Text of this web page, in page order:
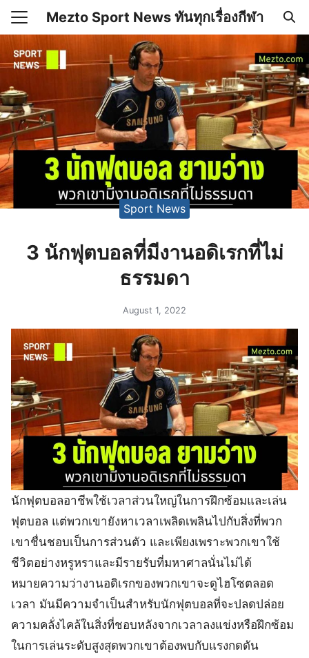
Skip
content
Mezto Sport News ทันทุกเรื่องกีฬา
ลื่อนไหว
Mezto.com เกี่ยวกับเรา
Search
for:
Sport News
3 นักฟุตบอลที่มีงานอดิเรกที่ไม่
ธรรมดา
August 1, 2022
นักฟุตบอลอาชีพใช้เวลาส่วนใหญ่ในการฝึกซ้อมและเล่น
ฟุตบอล แต่พวกเขายังหาเวลาเพลิดเพลินไปกับสิ่งที่พวก
เขาชื่นชอบเป็นการส่วนตัว และเพียงเพราะพวกเขาใช้
ชีวิตอย่างหรูหราและมีรายรับที่มหาศาลนั่นไม่ได้
หมายความว่างานอดิเรกของพวกเขาจะดูไฮโซตลอด
เวลา มันมีความจำเป็นสำหรับนักฟุตบอลที่จะปลดปล่อย
ความคลั่งไคล้ในสิ่งที่ชอบหลังจากเวลาลงแข่งหรือฝึกซ้อม
ในการเล่นระดับสูงสุดพวกเขาต้องพบกับแรงกดดัน